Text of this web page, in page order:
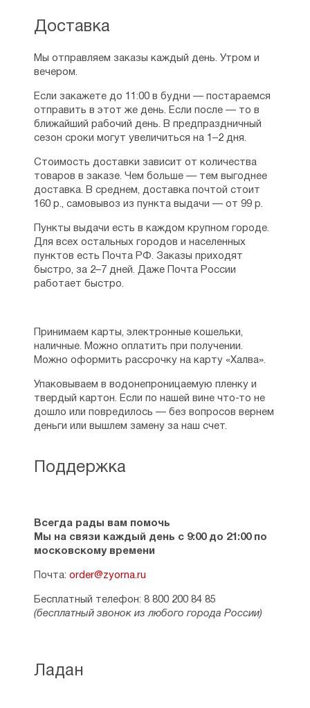
Поддержка
Всегда рады вам помочь
Мы на связи каждый день с 9:00 до 21:00 по
московскому времени
Почта: order@zyorna.ru
Бесплатный телефон: 8 800 200 84 85
(бесплатный звонок из любого города России)
Доставка
Мы отправляем заказы каждый день. Утром и
вечером.
Если закажете до 11:00 в будни — постараемся
отправить в этот же день. Если после — то в
ближайший рабочий день. В предпраздничный
сезон сроки могут увеличиться на 1–2 дня.
Стоимость доставки зависит от количества
товаров в заказе. Чем больше — тем выгоднее
доставка. В среднем, доставка почтой стоит
160 р., самовывоз из пункта выдачи — от 99 р.
Пункты выдачи есть в каждом крупном городе.
Для всех остальных городов и населенных
пунктов есть Почта РФ. Заказы приходят
быстро, за 2–7 дней. Даже Почта России
работает быстро.
Принимаем карты, электронные кошельки,
наличные. Можно оплатить при получении.
Можно оформить рассрочку на карту «Халва».
Упаковываем в водонепроницаемую пленку и
твердый картон. Если по нашей вине что-то не
дошло или повредилось — без вопросов вернем
деньги или вышлем замену за наш счет.
Ладан